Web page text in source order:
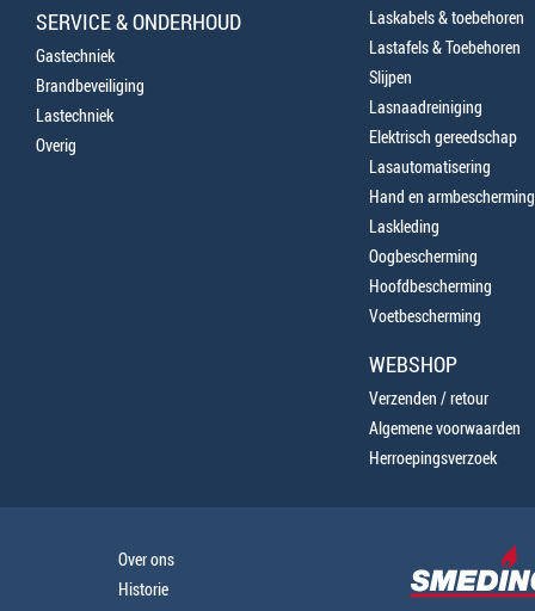
SERVICE & ONDERHOUD
Gastechniek
Brandbeveiliging
Lastechniek
Overig
Laskabels & toebehoren
Lastafels & Toebehoren
Slijpen
Lasnaadreiniging
Elektrisch gereedschap
Lasautomatisering
Hand en armbescherming
Laskleding
Oogbescherming
Hoofdbescherming
Voetbescherming
WEBSHOP
Verzenden / retour
Algemene voorwaarden
Herroepingsverzoek
Over ons
Historie